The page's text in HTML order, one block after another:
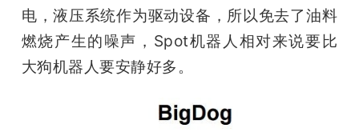
电，液压系统作为驱动设备，所以免去了油料
燃烧产生的噪声，Spot机器人相对来说要比
大狗机器人要安静好多。